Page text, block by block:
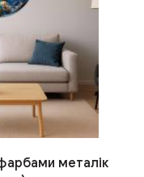
металік